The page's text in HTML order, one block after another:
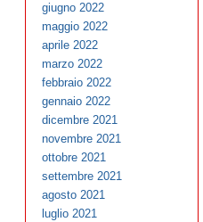
giugno 2022
maggio 2022
aprile 2022
marzo 2022
febbraio 2022
gennaio 2022
dicembre 2021
novembre 2021
ottobre 2021
settembre 2021
agosto 2021
luglio 2021